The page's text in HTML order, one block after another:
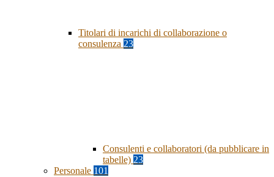
Titolari di incarichi di collaborazione o
consulenza 23
Consulenti e collaboratori (da pubblicare in
tabelle) 23
Personale 101